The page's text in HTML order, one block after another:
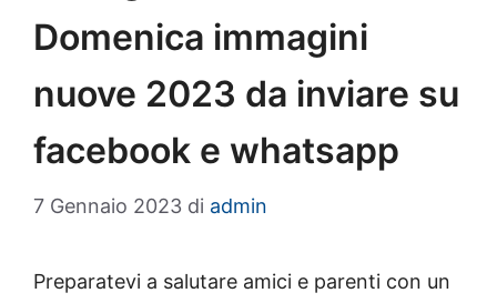
Domenica immagini
nuove 2023 da inviare su
facebook e whatsapp
7 Gennaio 2023 di admin
Preparatevi a salutare amici e parenti con un